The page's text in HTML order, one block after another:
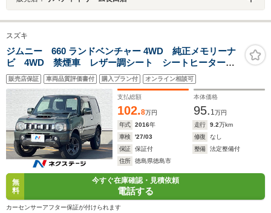
スズキ
ジムニー 660 ランドベンチャー 4WD 純正メモリーナ
ビ 4WD 禁煙車 レザー調シート シートヒーター
ETC CD 地デジ
販売店保証 車両品質評価書付 購入プラン付 オンライン相談可
支払総額
102.8万円
本体価格
95. 1万円
年式
2016年 走行 9.2万km
車検
'27/03 修復
なし
保証
保証付 整備
法定整備付
住所
徳島県徳島市
無
料
今すぐ在庫確認・見積依頼
電話する
カーセンサーアフター保証が付けられます